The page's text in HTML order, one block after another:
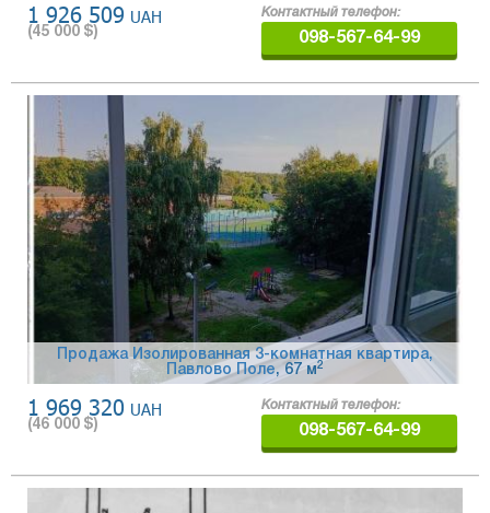
1 926 509 UAH
(45 000 $)
Контактный телефон:
098-567-64-99
Продажа Изолированная 3-комнатная квартира,
Павлово Поле, 67 м2
1 969 320 UAH
(46 000 $)
Контактный телефон:
098-567-64-99